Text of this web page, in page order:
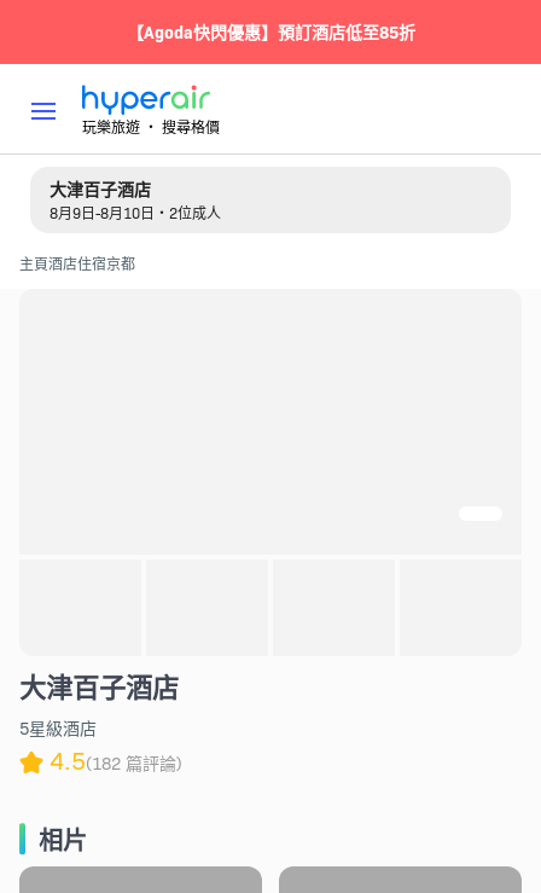
【Agoda快閃優惠】預訂酒店低至85折
玩樂旅遊 ‧ 搜尋格價
大津百子酒店
8月9日-8月10日・2位成人
主頁酒店住宿京都
大津百子酒店
5星級酒店
4.5(182 篇評論)
相片